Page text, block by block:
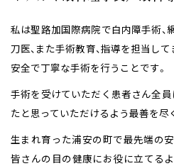
私は聖路加国際病院で白内障手術
刀医、また手術教育、指導を担当し
安全で丁寧な手術を行うことです。
手術を受けていただく患者さん全員
たと思っていただけるよう最善を尽
生まれ育った浦安の町で最先端の安
皆さんの目の健康にお役に立てる